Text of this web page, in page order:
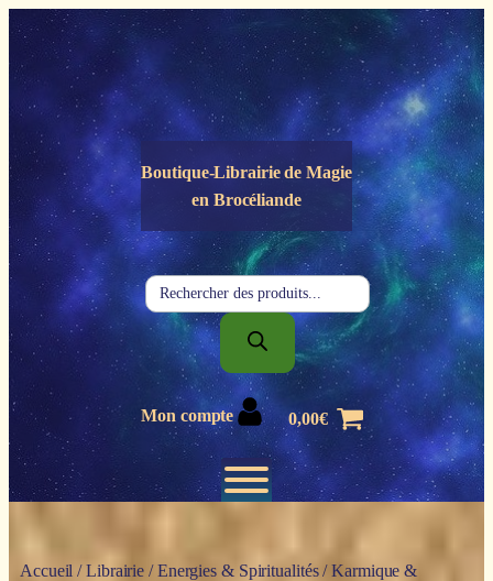
Panneau de gestion des cookies
Boutique-Librairie deMagie
en Brocéliande
Recherche
de
produits
Mon compte 0,00€
Accueil /Librairie /Energies & Spiritualités/Karmique &